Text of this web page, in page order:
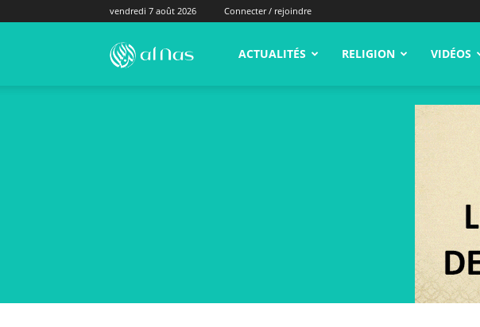
vendredi 7 août 2026 Connecter / rejoindre
alNas.fr ACTUALITÉS RELIGION VIDÉOS